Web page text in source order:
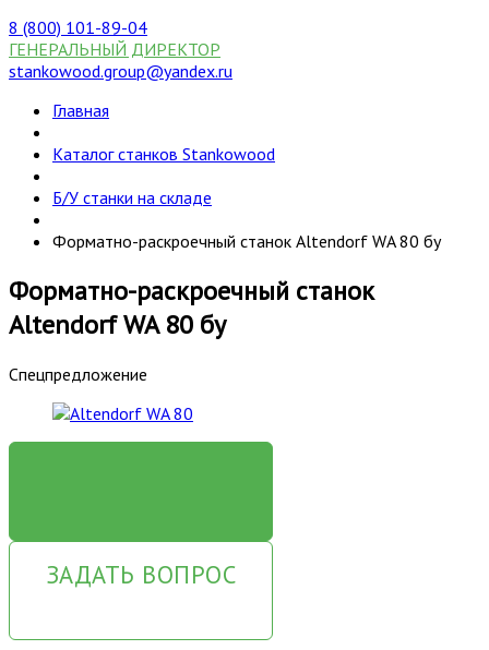
8 (800) 101-89-04
ГЕНЕРАЛЬНЫЙ ДИРЕКТОР
stankowood.group@yandex.ru
Главная
Каталог станков Stankowood
Б/У станки на складе
Форматно-раскроечный станок Altendorf WA 80 бу
Форматно-раскроечный станок
Altendorf WA 80 бу
Спецпредложение
ЗАДАТЬ ВОПРОС